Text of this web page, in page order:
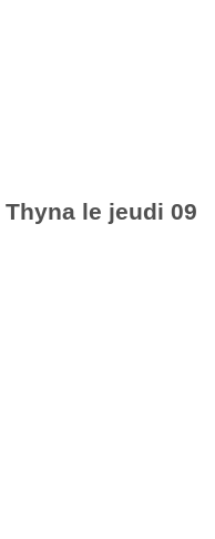
le jeudi 09